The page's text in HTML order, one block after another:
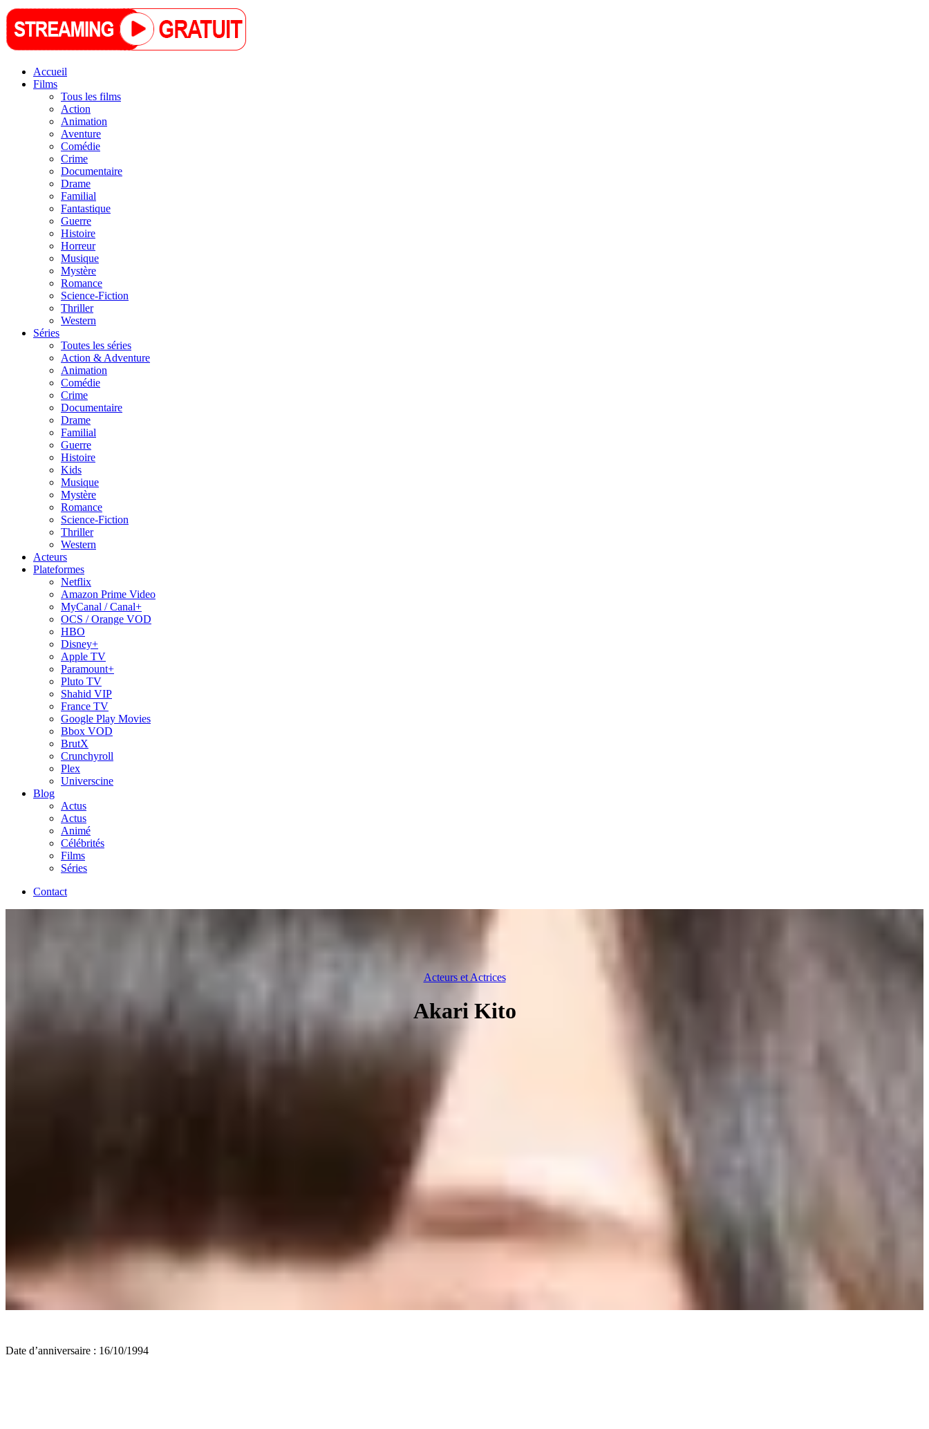
Accueil
Films
Tous les films
Action
Animation
Aventure
Comédie
Crime
Documentaire
Drame
Familial
Fantastique
Guerre
Histoire
Horreur
Musique
Mystère
Romance
Science-Fiction
Thriller
Western
Séries
Toutes les séries
Action & Adventure
Animation
Comédie
Crime
Documentaire
Drame
Familial
Guerre
Histoire
Kids
Musique
Mystère
Romance
Science-Fiction
Thriller
Western
Acteurs
Plateformes
Netflix
Amazon Prime Video
MyCanal / Canal+
OCS / Orange VOD
HBO
Disney+
Apple TV
Paramount+
Pluto TV
Shahid VIP
France TV
Google Play Movies
Bbox VOD
BrutX
Crunchyroll
Plex
Universcine
Blog
Actus
Actus
Animé
Célébrités
Films
Séries
Contact
Acteurs et Actrices
Akari Kito
Date d’anniversaire : 16/10/1994